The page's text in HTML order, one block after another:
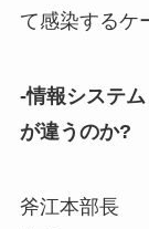
て感染するケ
-情報システ
が違うのか?
斧江本部長